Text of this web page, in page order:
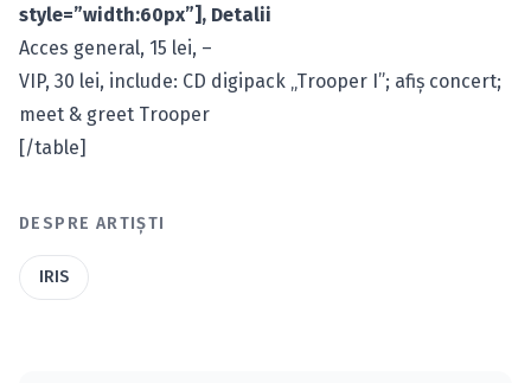
style=”width:60px”], Detalii
Acces general, 15 lei, –
VIP, 30 lei, include: CD digipack „Trooper I”; afiş concert;
meet & greet Trooper
[/table]
DESPRE ARTIȘTI
IRIS